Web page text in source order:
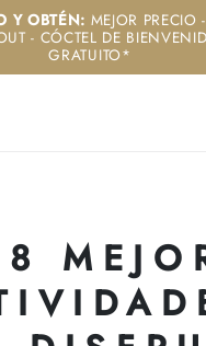
Y OBTÉN: MEJOR PRECIO
- CÓCTEL DE
GRATUITO*